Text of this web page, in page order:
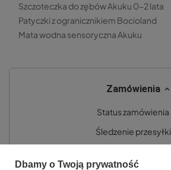
Szczoteczka do zębów Akuku 0-2 lata
Patyczki z ogranicznikiem Bocioland
Mata wodna sensoryczna Akuku
Zamówienia
Status zamówienia
Śledzenie przesyłki
Dbamy o Twoją prywatność